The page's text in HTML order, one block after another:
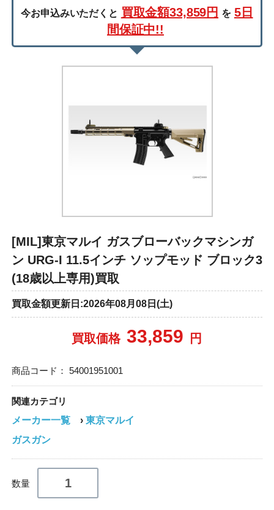
今お申込みいただくと 買取金額33,859円 を 5日
間保証中!!
[MIL]東京マルイ ガスブローバックマシンガ
ン URG-I 11.5インチ ソップモッド ブロック3
(18歳以上専用)買取
買取金額更新日:2026年08月08日(土)
買取価格 33,859 円
商品コード： 54001951001
関連カテゴリ
メーカー一覧
› 東京マルイ
ガスガン
数量